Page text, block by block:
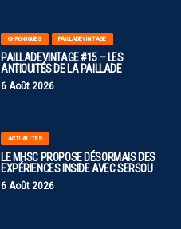
CHRONIQUES PAILLADEVINTAGE
PAILLADEVINTAGE #15 – LES
ANTIQUITÉS DE LA PAILLADE
6 Août 2026
ACTUALITÉS
LE MHSC PROPOSE DÉSORMAIS DES
EXPÉRIENCES INSIDE AVEC SERSOU
6 Août 2026